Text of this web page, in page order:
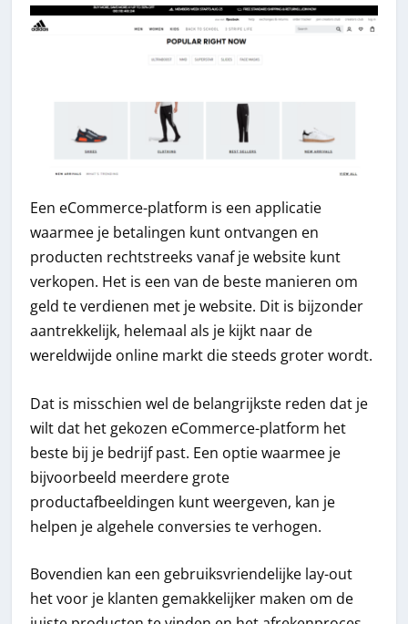
Een eCommerce-platform is een applicatie
waarmee je betalingen kunt ontvangen en
producten rechtstreeks vanaf je website kunt
verkopen. Het is een van de beste manieren om
geld te verdienen met je website. Dit is bijzonder
aantrekkelijk, helemaal als je kijkt naar de
wereldwijde online markt die steeds groter wordt.
Dat is misschien wel de belangrijkste reden dat je
wilt dat het gekozen eCommerce-platform het
beste bij je bedrijf past. Een optie waarmee je
bijvoorbeeld meerdere grote
productafbeeldingen kunt weergeven, kan je
helpen je algehele conversies te verhogen.
Bovendien kan een gebruiksvriendelijke lay-out
het voor je klanten gemakkelijker maken om de